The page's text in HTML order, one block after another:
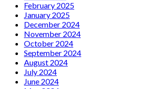
February 2025
January 2025
December 2024
November 2024
October 2024
September 2024
August 2024
July 2024
June 2024